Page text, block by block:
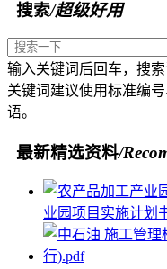
搜索/超级好用
输入关键词后回车，搜索
关键词建议使用标准编
语。
最新精选资料/
业园项目实施计划